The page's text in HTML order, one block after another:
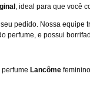
, ideal para que você
pedido. Nossa equipe
perfume, e possui
perfume Lancôme